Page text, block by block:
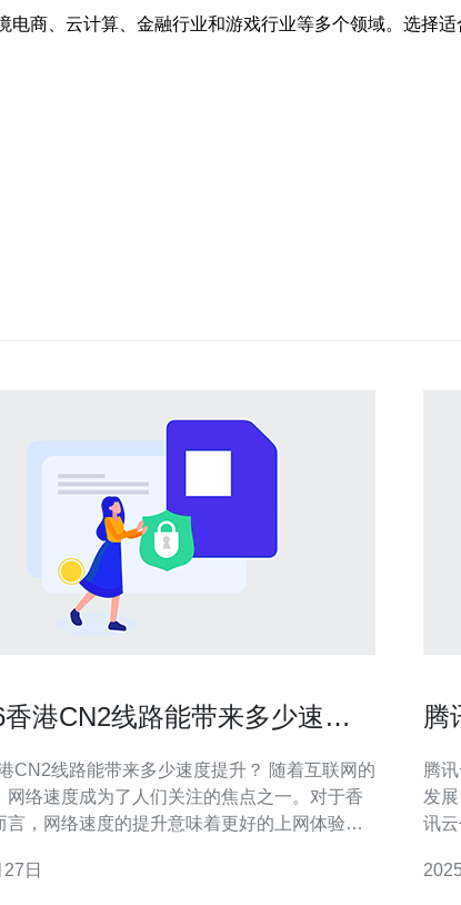
商、云计算、金融行业和游戏行业等多个领域。选择
香港CN2线路能带来多少速度
线路能带来多少速度提升？ 随着互联网的
网络速度成为了人们关注的焦点之一。对于香
言，网络速度的提升意味着更好的上网体验。
将探讨118186香港CN2线路能够带来多少速度
日
腾
腾讯
发
讯